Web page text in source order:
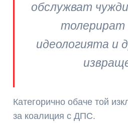
обслужват
толерират
идеологията и
Категорично обаче той
за коалиция с ДПС.